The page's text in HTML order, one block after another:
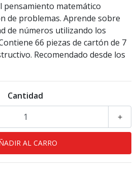
pensamiento matemático
de problemas. Aprende sobre
de números utilizando los
66 piezas de cartón de 7
Recomendado desde los
Cantidad
+